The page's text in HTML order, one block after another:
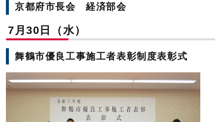
京都府市長会 経済部会
7月30日（水）
舞鶴市優良工事施工者表彰制度表彰式